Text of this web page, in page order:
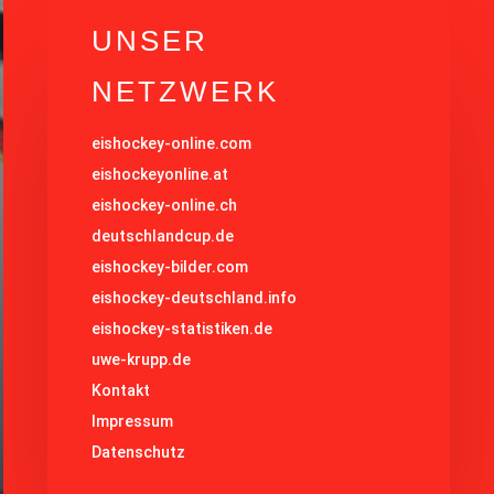
UNSER
NETZWERK
eishockey-online.com
eishockeyonline.at
eishockey-online.ch
deutschlandcup.de
eishockey-bilder.com
eishockey-deutschland.info
eishockey-statistiken.de
uwe-krupp.de
Kontakt
Impressum
Datenschutz